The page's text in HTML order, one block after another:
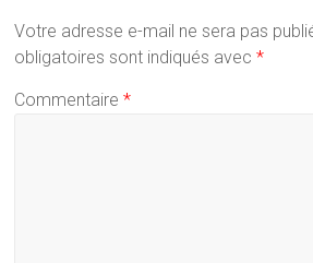
Votre adresse e-mail ne sera pas
obligatoires sont indiqués avec*
Commentaire*